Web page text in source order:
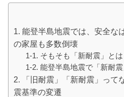
1. 能登半島地震では、安全な
の家屋も多数倒壊
1-1. そもそも「新耐震」とは
1-2. 能登半島地震で「新耐
2. 「旧耐震」「新耐震」って
震基準の変遷